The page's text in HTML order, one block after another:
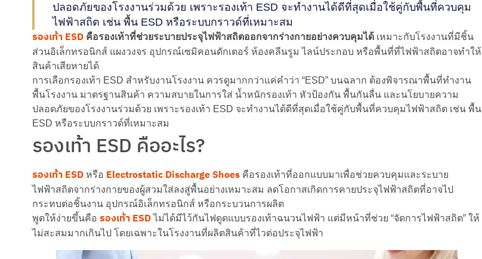
ปลอดภัยของโรงงานร่วมด้วย เพราะรองเท้า ESD จะทำงานได้ดีที่สุดเมื่อใช้คู่กับพื้นที่ควบคุม
ไฟฟ้าสถิต เช่น พื้น ESD หรือระบบกราวด์ที่เหมาะสม
รองเท้า ESDคือรองเท้าที่ช่วยระบายประจุไฟฟ้าสถิตออกจากร่างกายอย่างควบคุมได้เหมาะกับโรงงานที่มีชิ้น
ส่วนอิเล็กทรอนิกส์ แผงวงจร อุปกรณ์เซมิคอนดักเตอร์ ห้องคลีนรูม ไลน์ประกอบ หรือพื้นที่ที่ไฟฟ้าสถิตอาจทำให้
สินค้าเสียหายได้
การเลือกรองเท้า ESD สำหรับงานโรงงาน ควรดูมากกว่าแค่คำว่า “ESD” บนฉลาก ต้องพิจารณาพื้นที่ทำงาน
พื้นโรงงาน มาตรฐานสินค้า ความสบายในการใส่ น้ำหนักรองเท้า หัวป้องกัน พื้นกันลื่น และนโยบายความ
ปลอดภัยของโรงงานร่วมด้วย เพราะรองเท้า ESD จะทำงานได้ดีที่สุดเมื่อใช้คู่กับพื้นที่ควบคุมไฟฟ้าสถิต เช่น พื้น
ESD หรือระบบกราวด์ที่เหมาะสม
รองเท้า ESD คืออะไร?
รองเท้า ESDหรือ Electrostatic Discharge Shoesคือรองเท้าที่ออกแบบมาเพื่อช่วยควบคุมและระบาย
ไฟฟ้าสถิตจากร่างกายของผู้สวมใส่ลงสู่พื้นอย่างเหมาะสม ลดโอกาสเกิดการคายประจุไฟฟ้าสถิตที่อาจไป
กระทบต่อชิ้นงาน อุปกรณ์อิเล็กทรอนิกส์ หรือกระบวนการผลิต
พูดให้ง่ายขึ้นคือ รองเท้า ESDไม่ได้มีไว้กันไฟดูดแบบรองเท้าฉนวนไฟฟ้า แต่มีหน้าที่ช่วย “จัดการไฟฟ้าสถิต” ให้
ไม่สะสมมากเกินไป โดยเฉพาะในโรงงานที่ผลิตสินค้าที่ไวต่อประจุไฟฟ้า